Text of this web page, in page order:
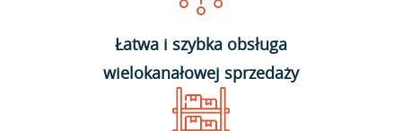
Łatwa i szybka obsługa
wielokanałowej sprzedaży